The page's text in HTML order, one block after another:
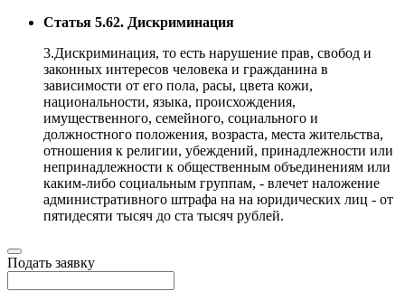
Статья 5.62. Дискриминация
3.Дискриминация, то есть нарушение прав, свобод и
законных интересов человека и гражданина в
зависимости от его пола, расы, цвета кожи,
национальности, языка, происхождения,
имущественного, семейного, социального и
должностного положения, возраста, места жительства,
отношения к религии, убеждений, принадлежности или
непринадлежности к общественным объединениям или
каким-либо социальным группам, - влечет наложение
административного штрафа на на юридических лиц - от
пятидесяти тысяч до ста тысяч рублей.
Подать заявку